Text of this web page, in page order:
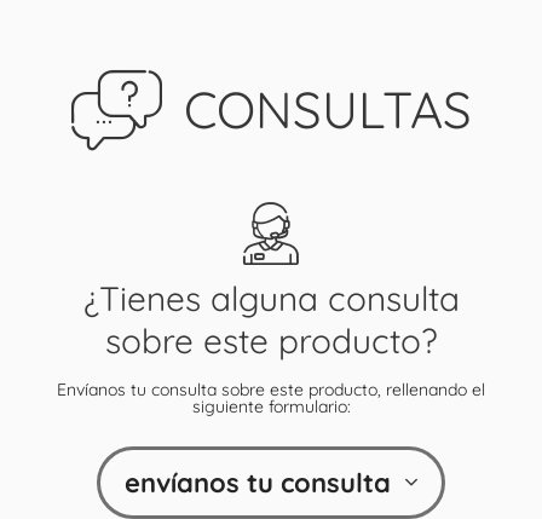
CONSULTAS
¿Tienes alguna consulta
sobre este producto?
Envíanos tu consulta sobre este producto, rellenando el
siguiente formulario:
envíanos tu consulta